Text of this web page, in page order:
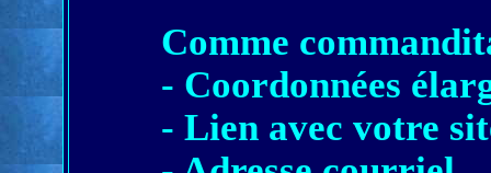
Comme
- Coordonnées
- Lien avec votre